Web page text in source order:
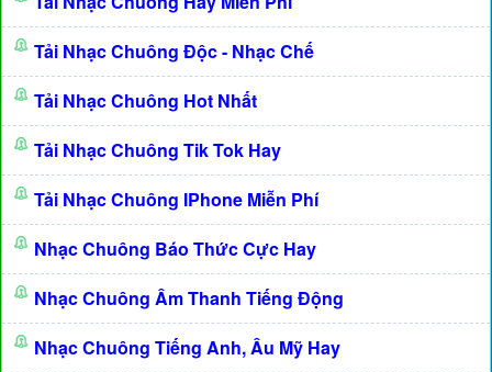
Tải Nhạc Chuông Độc - Nhạc Chế
Tải Nhạc Chuông Hot Nhất
Tải Nhạc Chuông Tik Tok Hay
Tải Nhạc Chuông IPhone Miễn Phí
Nhạc Chuông Báo Thức Cực Hay
Nhạc Chuông Âm Thanh Tiếng Động
Nhạc Chuông Tiếng Anh, Âu Mỹ Hay